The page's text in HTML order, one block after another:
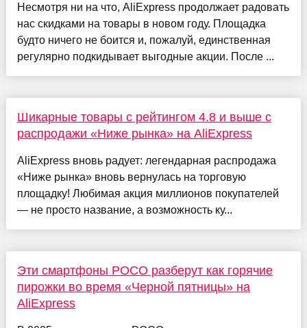
Несмотря ни на что, AliExpress продолжает радовать
нас скидками на товары в новом году. Площадка
будто ничего не боится и, пожалуй, единственная
регулярно подкидывает выгодные акции. После ...
Шикарные товары с рейтингом 4.8 и выше с
распродажи «Ниже рынка» на AliExpress
AliExpress вновь радует: легендарная распродажа
«Ниже рынка» вновь вернулась на торговую
площадку! Любимая акция миллионов покупателей
— не просто название, а возможность ку...
Эти смартфоны POCO разберут как горячие
пирожки во время «Черной пятницы» на
AliExpress